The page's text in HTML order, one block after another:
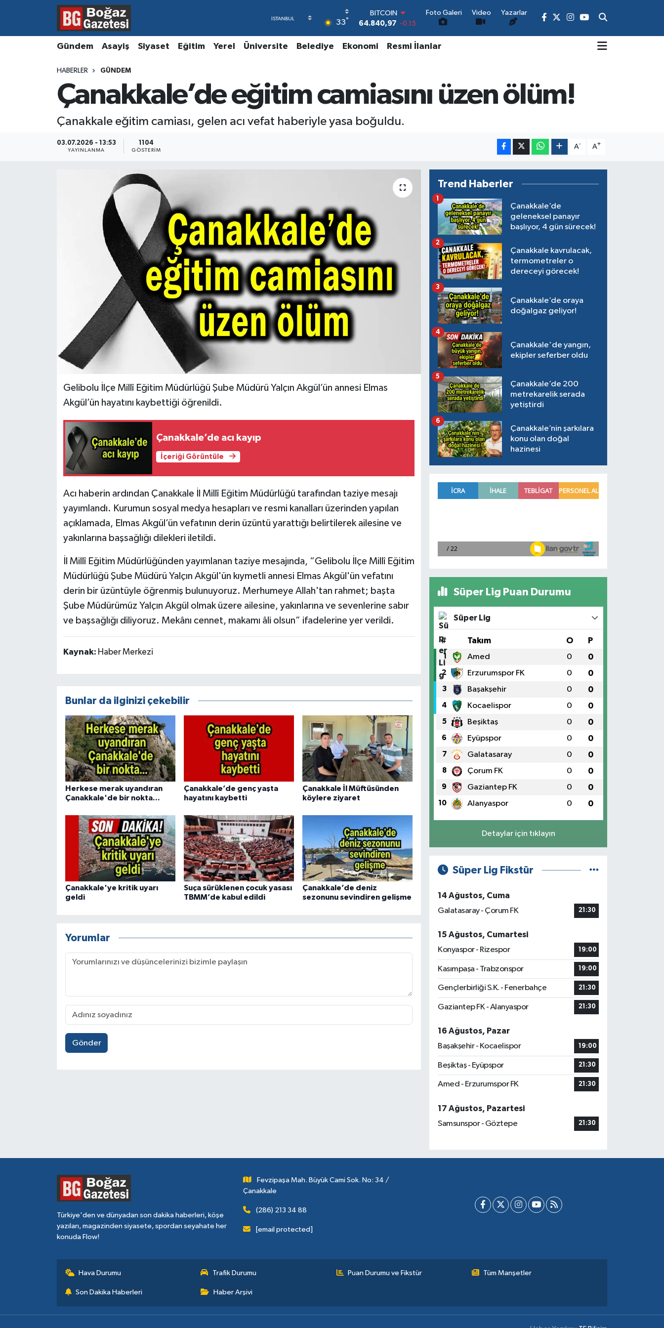
33°
BITCOIN
64.840,97 -0.15
47,7436 0.18
64,4811
GRAM ALTIN
6660.55
BİST100
13.779 -14
Foto Galeri Video Yazarlar
Gündem Asayiş Siyaset Eğitim Yerel Üniversite Belediye Ekonomi Resmi İlanlar
HABERLER GÜNDEM
Çanakkale’de eğitim camiasını üzen ölüm!
Çanakkale eğitim camiası, gelen acı vefat haberiyle yasa boğuldu.
03.07.2026 - 13:53
YAYINLANMA
1104
GÖSTERIM
A- A+
Gelibolu İlçe Millî Eğitim Müdürlüğü Şube Müdürü Yalçın Akgül’ün annesi Elmas
Akgül’ün hayatını kaybettiği öğrenildi.
Çanakkale’de acı kayıp
İçeriği Görüntüle
Acı haberin ardından Çanakkale İl Millî Eğitim Müdürlüğü tarafından taziye mesajı
yayımlandı. Kurumun sosyal medya hesapları ve resmi kanalları üzerinden yapılan
açıklamada, Elmas Akgül’ün vefatının derin üzüntü yarattığı belirtilerek ailesine ve
yakınlarına başsağlığı dilekleri iletildi.
İl Millî Eğitim Müdürlüğünden yayımlanan taziye mesajında, “Gelibolu İlçe Millî Eğitim
Müdürlüğü Şube Müdürü Yalçın Akgül'ün kıymetli annesi Elmas Akgül'ün vefatını
derin bir üzüntüyle öğrenmiş bulunuyoruz. Merhumeye Allah'tan rahmet; başta
Şube Müdürümüz Yalçın Akgül olmak üzere ailesine, yakınlarına ve sevenlerine sabır
ve başsağlığı diliyoruz. Mekânı cennet, makamı âli olsun” ifadelerine yer verildi.
Kaynak: Haber Merkezi
Bunlar da ilginizi çekebilir
Herkese merak uyandıran
Çanakkale'de bir nokta...
Çanakkale’de genç yaşta
hayatını kaybetti
Çanakkale İl Müftüsünden
köylere ziyaret
Çanakkale'ye kritik uyarı
geldi
Suça sürüklenen çocuk yasası
TBMM’de kabul edildi
Çanakkale’de deniz
sezonunu sevindiren gelişme
Yorumlar
Gönder
Trend Haberler
Çanakkale’de
geleneksel panayır
başlıyor, 4 gün sürecek!
1
Çanakkale kavrulacak,
termometreler o
dereceyi görecek!
2
Çanakkale’de oraya
doğalgaz geliyor!
3
Çanakkale'de yangın,
ekipler seferber oldu
4
Çanakkale’de 200
metrekarelik serada
yetiştirdi
5
Çanakkale’nin şarkılara
konu olan doğal
hazinesi
6
Süper Lig Puan Durumu
Süper Lig
# Takım O P
1 Amed 0 0
2 Erzurumspor FK 0 0
3 Başakşehir 0 0
4 Kocaelispor 0 0
5 Beşiktaş 0 0
6 Eyüpspor 0 0
7 Galatasaray 0 0
8 Çorum FK 0 0
9 Gaziantep FK 0 0
10 Alanyaspor 0 0
Detaylar için tıklayın
Süper Lig Fikstür
14 Ağustos, Cuma
Galatasaray - Çorum FK
21:30
15 Ağustos, Cumartesi
Konyaspor - Rizespor
19:00
Kasımpaşa - Trabzonspor 19:00
Gençlerbirliği S.K. - Fenerbahçe 21:30
Gaziantep FK - Alanyaspor 21:30
16 Ağustos, Pazar
Başakşehir - Kocaelispor
19:00
Beşiktaş - Eyüpspor 21:30
Amed - Erzurumspor FK 21:30
17 Ağustos, Pazartesi
Samsunspor - Göztepe
21:30
Türkiye'den ve dünyadan son dakika haberleri, köşe
yazıları, magazinden siyasete, spordan seyahate her
konuda Flow!
Fevzipaşa Mah. Büyük Cami Sok. No: 34 /
Çanakkale
(286) 213 34 88
[email protected]
Hava Durumu Trafik Durumu Puan Durumu ve Fikstür Tüm Manşetler
Son Dakika Haberleri Haber Arşivi
Asayiş
Ekonomi
Kültür ve Sanat
Hava Durumu
Süper Lig Puan Durumu ve Fikstür
Son Dakika Haberleri